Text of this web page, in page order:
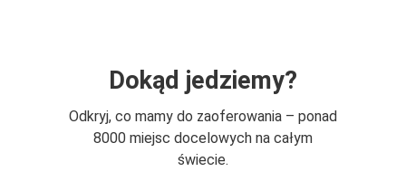
Dokąd jedziemy?
Odkryj, co mamy do zaoferowania – ponad
8000 miejsc docelowych na całym
świecie.